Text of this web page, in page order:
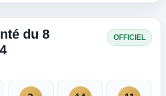
du 8
OFFICIEL